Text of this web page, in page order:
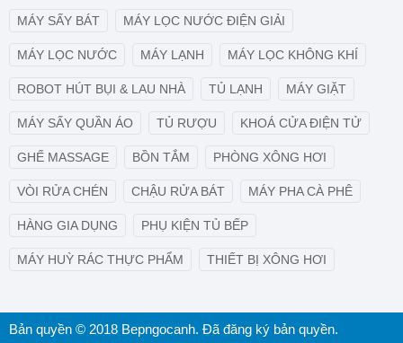
MÁY SẤY BÁT MÁY LỌC NƯỚC ĐIỆN GIẢI
MÁY LỌC NƯỚC MÁY LẠNH MÁY LỌC KHÔNG KHÍ
ROBOT HÚT BỤI & LAU NHÀ TỦ LẠNH MÁY GIẶT
MÁY SẤY QUẦN ÁO TỦ RƯỢU KHOÁ CỬA ĐIỆN TỬ
GHẾ MASSAGE BỒN TẮM PHÒNG XÔNG HƠI
VÒI RỬA CHÉN CHẬU RỬA BÁT MÁY PHA CÀ PHÊ
HÀNG GIA DỤNG PHỤ KIỆN TỦ BẾP
MÁY HUỲ RÁC THỰC PHẨM THIẾT BỊ XÔNG HƠI
Bản quyền © 2018 Bepngocanh. Đã đăng ký bản quyền.